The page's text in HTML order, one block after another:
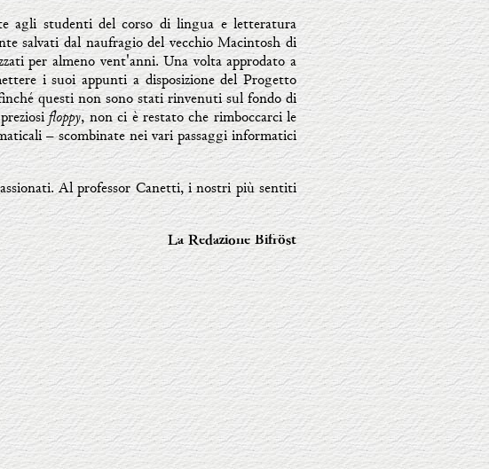
agli studenti del corso di lingua e letteratura
salvati dal naufragio del vecchio Macintosh di
per almeno vent'anni. Una volta approdato a
i suoi appunti a disposizione del Progetto
questi non sono stati rinvenuti sul fondo di
floppy, non ci è restato che rimboccarci le
– scombinate nei vari passaggi informatici
Al professor Canetti, i nostri più sentiti
La Redazione Bifröst